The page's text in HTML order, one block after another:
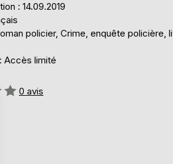
: 14.09.2019
policier, Crime, enquête policière,
Accès limité
0 avis